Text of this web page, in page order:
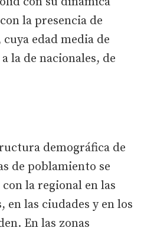
la presencia de
edad media de
la de nacionales, de
demográfica de
de poblamiento se
la regional en las
en las ciudades y en los
En las zonas